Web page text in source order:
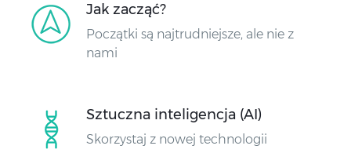
Jak zacząć?
Początki są najtrudniejsze, ale nie z
nami
Sztuczna inteligencja (AI)
Skorzystaj z nowej technologii